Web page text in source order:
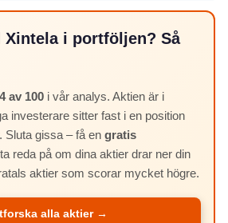
Xintela i portföljen? Så
4 av 100 i vår analys. Aktien är i
investerare sitter fast i en position
Sluta gissa – få en gratis
reda på om dina aktier drar ner din
aktier som scorar mycket högre.
alla aktier →